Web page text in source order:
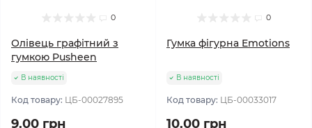
0
Олівець графітний з
гумкою Pusheen
В наявності
Код товару: ЦБ-00027895
9.00 грн
0
Гумка фігурна Emotions
В наявності
Код товару: ЦБ-00033017
10.00 грн